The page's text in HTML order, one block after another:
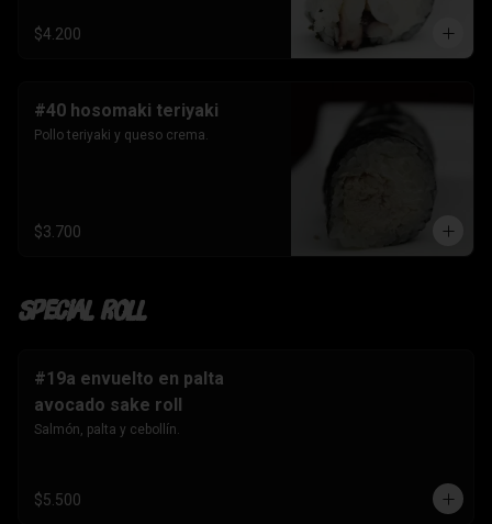
$4.200
#40 hosomaki teriyaki
Pollo teriyaki y queso crema.
$3.700
Special Roll
#19a envuelto en palta
avocado sake roll
Salmón, palta y cebollín.
$5.500